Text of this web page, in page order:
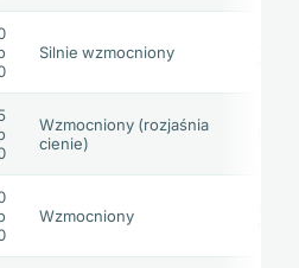
Silnie wzmocniony
Wzmocniony (rozjaśnia
cienie)
Wzmocniony